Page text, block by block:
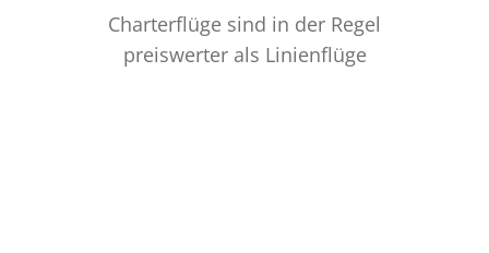
Charterflüge sind in der Regel
preiswerter als Linienflüge